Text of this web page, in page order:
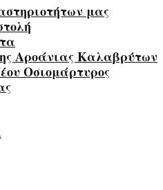
μας
Αροάνιας Καλαβρύτων
Οσιομάρτυρος